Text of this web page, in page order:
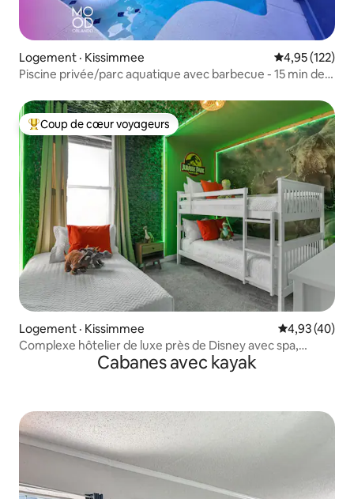
Logement · Kissimmee Note
4,95 (122)
Piscine privée/parc aquatique avec barbecue - 15 min de
Coup de cœur voyageurs parmi les plus aimés
Coup de cœur voyageurs
Logement · Kissimmee Note
4,93 (40)
Complexe hôtelier de luxe près de Disney avec spa,
piscine, salle de jeux et barbecue
Cabanes avec kayak